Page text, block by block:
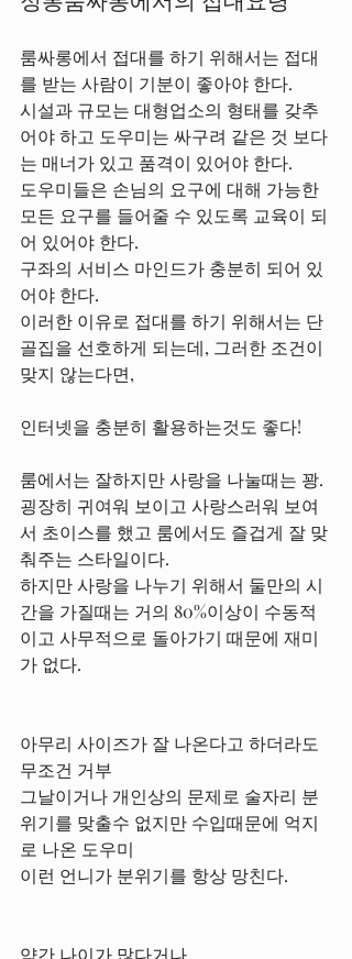
룸싸롱에서 접대를 하기 위해서는 접대
를 받는 사람이 기분이 좋아야 한다.
시설과 규모는 대형업소의 형태를 갖추
어야 하고 도우미는 싸구려 같은 것 보다
는 매너가 있고 품격이 있어야 한다.
도우미들은 손님의 요구에 대해 가능한
모든 요구를 들어줄 수 있도록 교육이 되
어 있어야 한다.
구좌의 서비스 마인드가 충분히 되어 있
어야 한다.
이러한 이유로 접대를 하기 위해서는 단
골집을 선호하게 되는데, 그러한 조건이
맞지 않는다면,
인터넷을 충분히 활용하는것도 좋다!
룸에서는 잘하지만 사랑을 나눌때는 꽝.
굉장히 귀여워 보이고 사랑스러워 보여
서 초이스를 했고 룸에서도 즐겁게 잘 맞
춰주는 스타일이다.
하지만 사랑을 나누기 위해서 둘만의 시
간을 가질때는 거의 80%이상이 수동적
이고 사무적으로 돌아가기 때문에 재미
가 없다.
아무리 사이즈가 잘 나온다고 하더라도
무조건 거부
그날이거나 개인상의 문제로 술자리 분
위기를 맞출수 없지만 수입때문에 억지
로 나온 도우미
이런 언니가 분위기를 항상 망친다.
약간 나이가 많다거나..